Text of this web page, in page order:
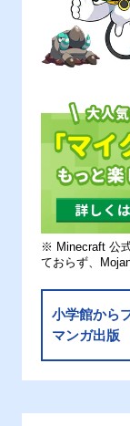
※ Minecraft 公
ておらず、
小学館から
マンガ出版